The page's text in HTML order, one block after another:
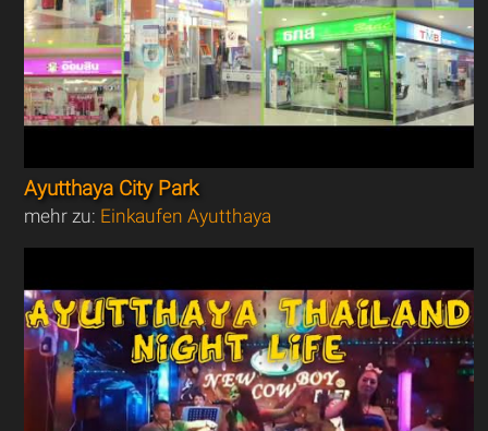
Ayutthaya City Park
mehr zu: Einkaufen Ayutthaya